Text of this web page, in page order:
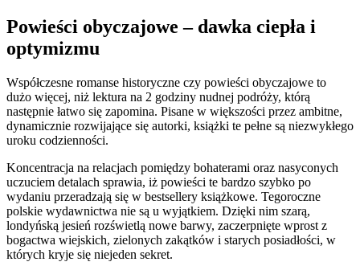
Powieści obyczajowe – dawka ciepła i
optymizmu
Współczesne romanse historyczne czy powieści obyczajowe to
dużo więcej, niż lektura na 2 godziny nudnej podróży, którą
następnie łatwo się zapomina. Pisane w większości przez ambitne,
dynamicznie rozwijające się autorki, książki te pełne są niezwykłego
uroku codzienności.
Koncentracja na relacjach pomiędzy bohaterami oraz nasyconych
uczuciem detalach sprawia, iż powieści te bardzo szybko po
wydaniu przeradzają się w bestsellery książkowe. Tegoroczne
polskie wydawnictwa nie są u wyjątkiem. Dzięki nim szarą,
londyńską jesień rozświetlą nowe barwy, zaczerpnięte wprost z
bogactwa wiejskich, zielonych zakątków i starych posiadłości, w
których kryje się niejeden sekret.